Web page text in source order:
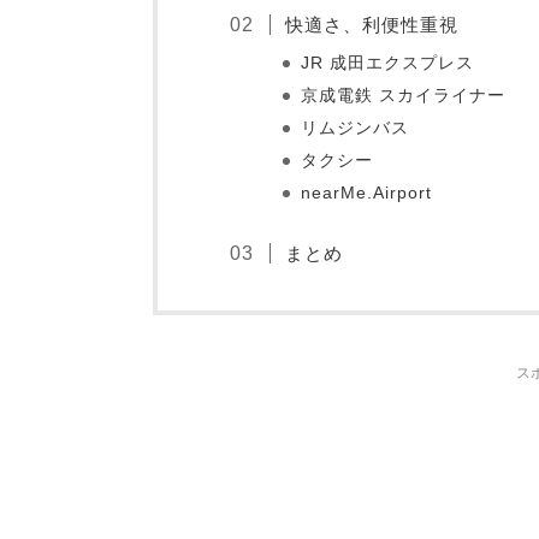
快適さ、利便性重視
JR 成田エクスプレス
京成電鉄 スカイライナー
リムジンバス
タクシー
nearMe.Airport
まとめ
ス